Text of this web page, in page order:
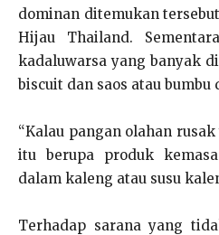
dominan ditemukan
Hijau Thailand.
kadaluwarsa yang banyak
biscuit dan saos atau bumbu
“Kalau pangan olahan
itu berupa produk
dalam kaleng atau susu
Terhadap sarana yang